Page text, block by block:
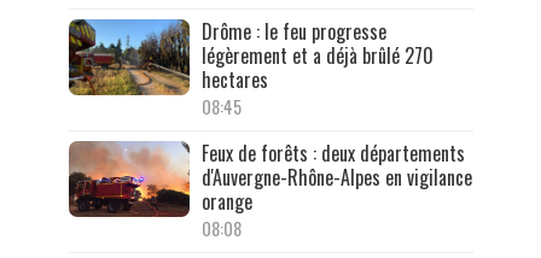
Drôme : le feu progresse
légèrement et a déjà brûlé 270
hectares
08:45
Feux de forêts : deux départements
d'Auvergne-Rhône-Alpes en vigilance
orange
08:08